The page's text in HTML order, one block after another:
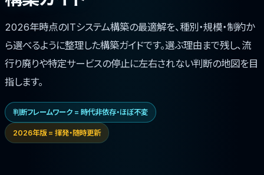
2026年時点のITシステム構築の最適解を、種別・規模・制約か
ら選べるように整理した構築ガイドです。選ぶ理由まで残し、流
行り廃りや特定サービスの停止に左右されない判断の地図を目
指します。
判断フレームワーク = 時代非依存・ほぼ不変
2026年版 = 揮発・随時更新